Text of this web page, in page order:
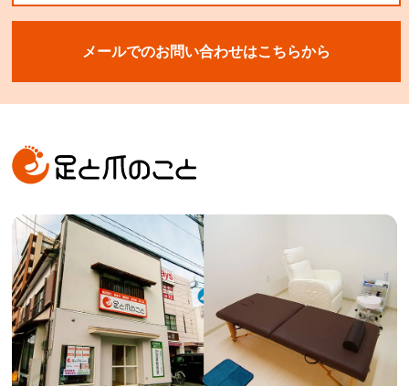
メールでのお問い合わせはこちらから